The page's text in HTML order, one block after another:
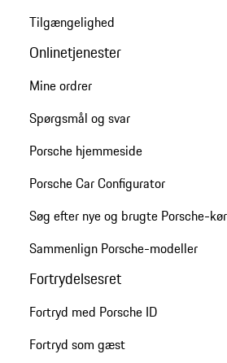
Tilgængelighed
Onlinetjenester
Mine ordrer
Spørgsmål og svar
Porsche hjemmeside
Porsche Car Configurator
Søg efter nye og brugte Porsche-
Sammenlign Porsche-modeller
Fortrydelsesret
Fortryd med Porsche ID
Fortryd som gæst